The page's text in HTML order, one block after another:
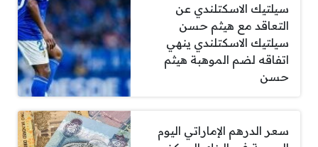
سيلتيك الاسكتلندي عن
التعاقد مع هيثم حسن
سيلتيك الاسكتلندي ينهي
اتفاقه لضم الموهبة هيثم
حسن
سعر الدرهم الإماراتي اليوم